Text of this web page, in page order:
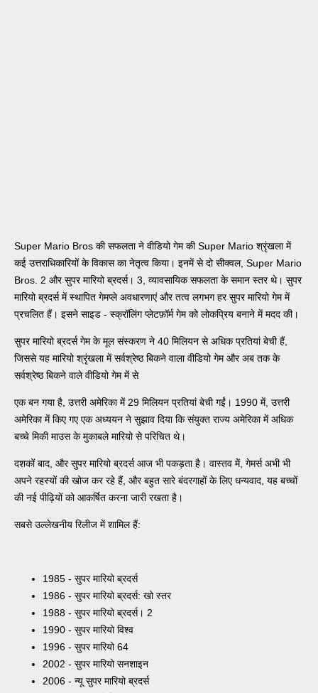
Super Mario Bros की सफलता ने वीडियो गेम की Super Mario श्रृंखला में
कई उत्तराधिकारियों के विकास का नेतृत्व किया। इनमें से दो सीक्वल, Super Mario
Bros. 2 और सुपर मारियो ब्रदर्स। 3, व्यावसायिक सफलता के समान स्तर थे। सुपर
मारियो ब्रदर्स में स्थापित गेमप्ले अवधारणाएं और तत्व लगभग हर सुपर मारियो गेम में
प्रचलित हैं। इसने साइड - स्क्रॉलिंग प्लेटफ़ॉर्म गेम को लोकप्रिय बनाने में मदद की।
सुपर मारियो ब्रदर्स गेम के मूल संस्करण ने 40 मिलियन से अधिक प्रतियां बेची हैं,
जिससे यह मारियो श्रृंखला में सर्वश्रेष्ठ बिकने वाला वीडियो गेम और अब तक के
सर्वश्रेष्ठ बिकने वाले वीडियो गेम में से
एक बन गया है, उत्तरी अमेरिका में 29 मिलियन प्रतियां बेची गईं। 1990 में, उत्तरी
अमेरिका में किए गए एक अध्ययन ने सुझाव दिया कि संयुक्त राज्य अमेरिका में अधिक
बच्चे मिकी माउस के मुकाबले मारियो से परिचित थे।
दशकों बाद, और सुपर मारियो ब्रदर्स आज भी पकड़ता है। वास्तव में, गेमर्स अभी भी
अपने रहस्यों की खोज कर रहे हैं, और बहुत सारे बंदरगाहों के लिए धन्यवाद, यह बच्चों
की नई पीढ़ियों को आकर्षित करना जारी रखता है।
सबसे उल्लेखनीय रिलीज में शामिल हैं:
1985 - सुपर मारियो ब्रदर्स
1986 - सुपर मारियो ब्रदर्स: खो स्तर
1988 - सुपर मारियो ब्रदर्स। 2
1990 - सुपर मारियो विश्व
1996 - सुपर मारियो 64
2002 - सुपर मारियो सनशाइन
2006 - न्यू सुपर मारियो ब्रदर्स